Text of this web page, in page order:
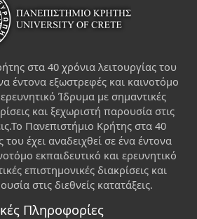
στα 40 χρόνια λειτουργίας του
έντονα εξωστρεφές και καινοτόμο
Ίδρυμα με σημαντικές
και ξεχωριστή παρουσία στις
Πανεπιστήμιο Κρήτης στα 40
του έχει αναδειχθεί σε ένα έντονα
εκπαιδευτικό και ερευνητικό
επιστημονικές διακρίσεις και
στις διεθνείς κατατάξεις.
Πληροφορίες